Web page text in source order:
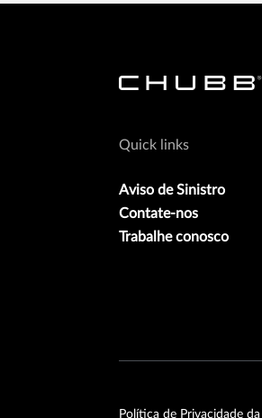
Quick links
Aviso de Sinistro
Contate-nos
Trabalhe conosco
Política de Privacidade